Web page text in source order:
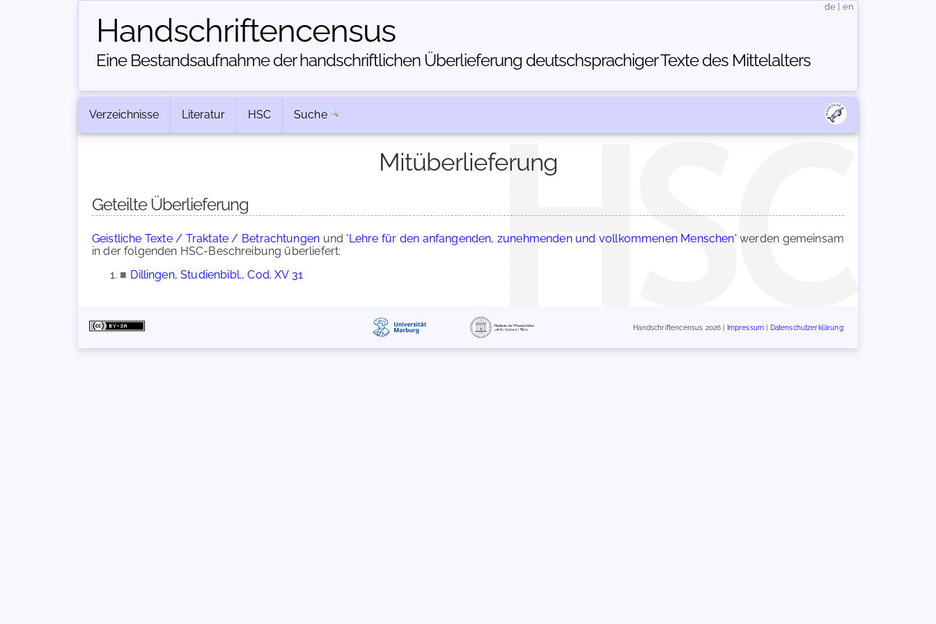
Handschriften­census
Eine Bestandsaufnahme der handschriftlichen Über­lieferung deutschsprachiger Texte des Mittelalters
de en
Verzeichnisse Literatur HSC Suche
Mitüberlieferung
Geteilte Überlieferung
Geistliche Texte / Traktate / Betrachtungen und 'Lehre für den anfangenden, zunehmenden und vollkommenen Menschen' werden gemeinsam
in der folgenden HSC-Beschreibung überliefert:
■ Dillingen, Studienbibl., Cod. XV 31
Handschriftencensus 2026 | Impressum Datenschutzerklärung